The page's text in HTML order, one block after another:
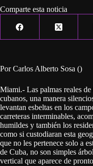
Comparte esta noticia
Por Carlos Alberto Sosa ()
Miami.- Las palmas reales
cubanos, una manera
levantan esbeltas en los
carreteras interminables,
humildes y también los
como si custodiaran esta
que no les pertenece solo a
de Cuba, no son simples
vertical que aparece de